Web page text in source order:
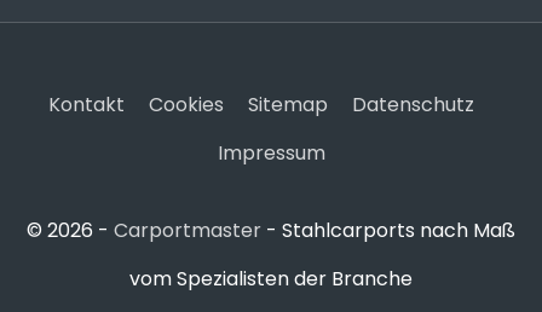
© 2026 - Carportmaster - Stahlcarports nach Maß
vom Spezialisten der Branche
Kontakt Cookies Sitemap
Datenschutz
Impressum